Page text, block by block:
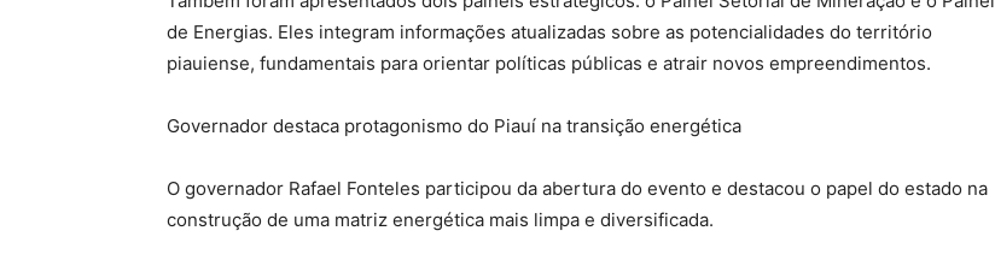
de Energias. Eles integram informações atualizadas sobre as potencialidades do território
piauiense, fundamentais para orientar políticas públicas e atrair novos empreendimentos.
Governador destaca protagonismo do Piauí na transição energética
O governador Rafael Fonteles participou da abertura do evento e destacou o papel do estado na
construção de uma matriz energética mais limpa e diversificada.